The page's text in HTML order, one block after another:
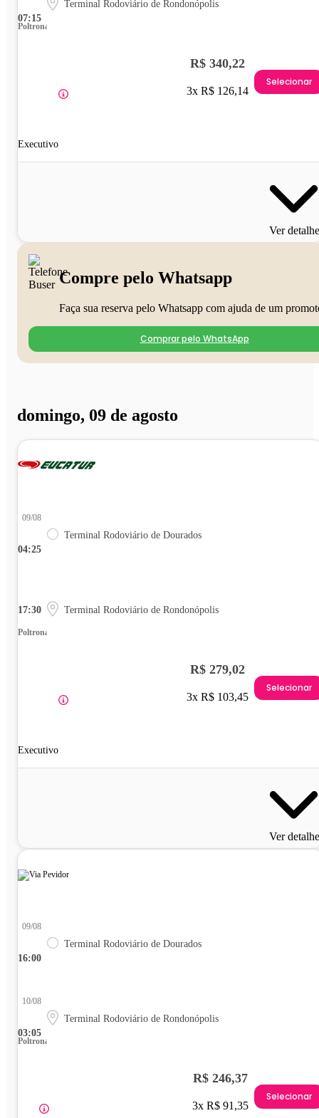
07:15
Terminal Rodoviário de Rondonópolis
Poltrona
Executivo
R$ 340,22
3x R$ 126,14
Selecionar
Ver
Compre pelo Whatsapp
Faça sua reserva pelo Whatsapp com ajuda de um
Comprar pelo WhatsApp
domingo, 09 de agosto
04:25
09/08
Terminal Rodoviário de Dourados
17:30 Terminal Rodoviário de Rondonópolis
Poltrona
Executivo
R$ 279,02
3x R$ 103,45
Selecionar
Ver
16:00
09/08
Terminal Rodoviário de Dourados
03:05
10/08
Terminal Rodoviário de Rondonópolis
Poltrona
R$ 246,37
3x R$ 91,35
Selecionar